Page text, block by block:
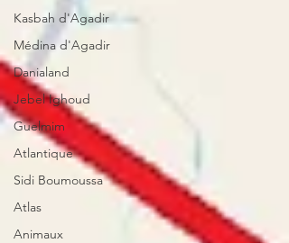
Kasbah d'Agadir
Médina d'Agadir
Danialand
Jebel Ighoud
Guelmim
Atlantique
Sidi Boumoussa
Atlas
Animaux